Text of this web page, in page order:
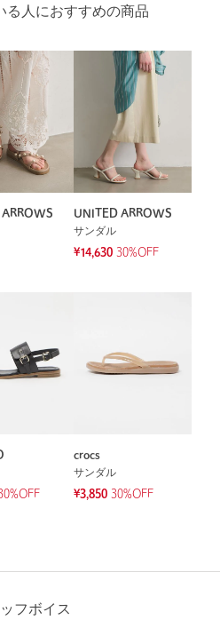
る人におすすめの商品
UNITED ARROWS
サンダル
¥14,630 30%OFF
crocs
サンダル
¥3,850 30%OFF
フボイス